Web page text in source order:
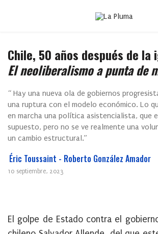
Chile, 50 años después de la
El neoliberalismo a punta de
“ Hay una nueva ola de gobiernos
una ruptura con el modelo económico. Lo
en marcha una política asistencialista, que
supuesto, pero no se ve realmente una
un cambio estructural.”
Éric Toussaint - Roberto González Amador
10 septiembre, 2023
El golpe de Estado contra el